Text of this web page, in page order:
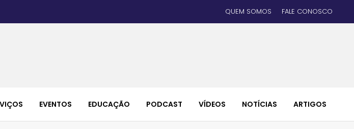
QUEM SOMOS FALE CONOSCO
EVENTOS EDUCAÇÃO PODCAST VÍDEOS NOTÍCIAS ARTIGOS